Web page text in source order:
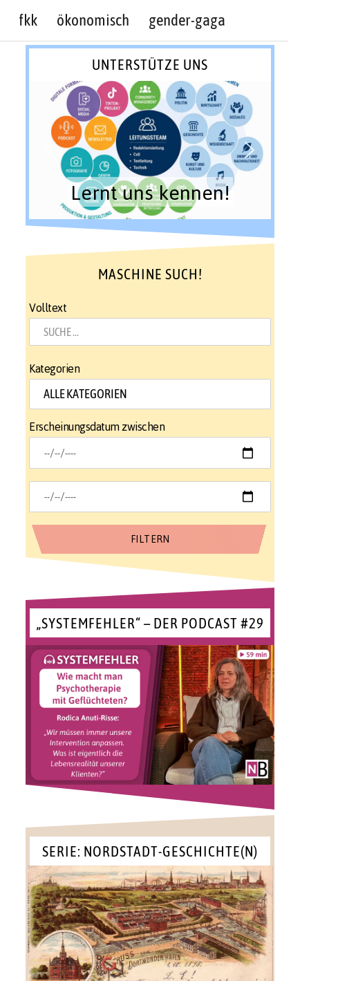
fkk ökonomisch gender-gaga
UNTERSTÜTZE UNS
Lernt uns kennen!
MASCHINE SUCH!
Volltext
Kategorien
Erscheinungsdatum zwischen
„SYSTEMFEHLER“ – DER PODCAST #29
SERIE: NORDSTADT-GESCHICHTE(N)